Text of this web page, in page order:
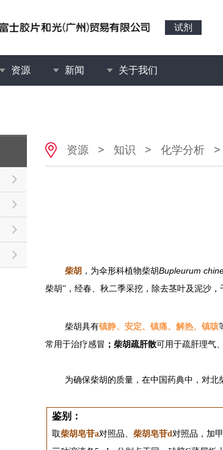
试剂
资源 新闻 关于我们
资源 > 知识 > 化学分析 >
柴胡 ，为伞形科植物柴胡Bupleurum
柴胡”，经春、秋二季采挖，除去茎叶及泥沙，
柴胡具有镇静、安定、镇痛、解热、镇咳
常用于治疗感冒 ；柴胡疏肝散可用于疏肝理气
为确保柴胡的质量，在中国药典中，对北
鉴别：
取柴胡皂苷a对照品、 柴胡皂苷d 对照品，加